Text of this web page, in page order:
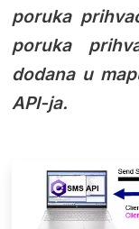
poruka
poruka
dodana u
API-ja.